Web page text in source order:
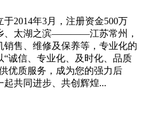
2014年3月，注册资金500万
、太湖之滨————江苏常州，
售、维修及保养等，专业化的
诚信、专业化、及时化、品质
优质服务，成为您的强力后
共同进步、共创辉煌...